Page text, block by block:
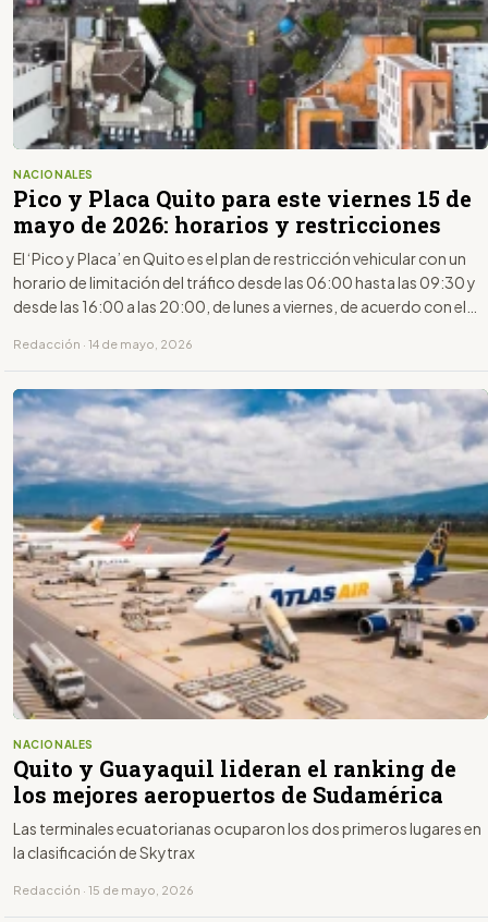
NACIONALES
Pico y Placa Quito para este viernes 15 de
mayo de 2026: horarios y restricciones
El ‘Pico y Placa’ en Quito es el plan de restricción vehicular con un
horario de limitación del tráfico desde las 06:00 hasta las 09:30 y
desde las 16:00 a las 20:00, de lunes a viernes, de acuerdo con el
Redacción · 14 de mayo, 2026
NACIONALES
Quito y Guayaquil lideran el ranking de
los mejores aeropuertos de Sudamérica
Las terminales ecuatorianas ocuparon los dos primeros lugares en
la clasificación de Skytrax
Redacción · 15 de mayo, 2026